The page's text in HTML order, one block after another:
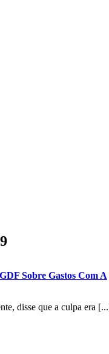
Sobre Gastos Com A
disse que a culpa era